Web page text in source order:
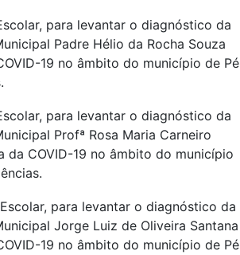
para levantar o diagnóstico da
Padre Hélio da Rocha Souza
19 no âmbito do município de Pé
para levantar o diagnóstico da
Profª Rosa Maria Carneiro
da COVID-19 no âmbito do município
para levantar o diagnóstico da
Jorge Luiz de Oliveira Santana
19 no âmbito do município de Pé